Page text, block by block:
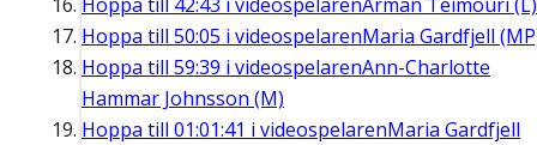
Hoppa till 50:05 i videospelarenMaria Gardfjell
Hoppa till 59:39 i videospelarenAnn-Charlotte
Hammar Johnsson (M)
Hoppa till 01:01:41 i videospelarenMaria Gardfjell